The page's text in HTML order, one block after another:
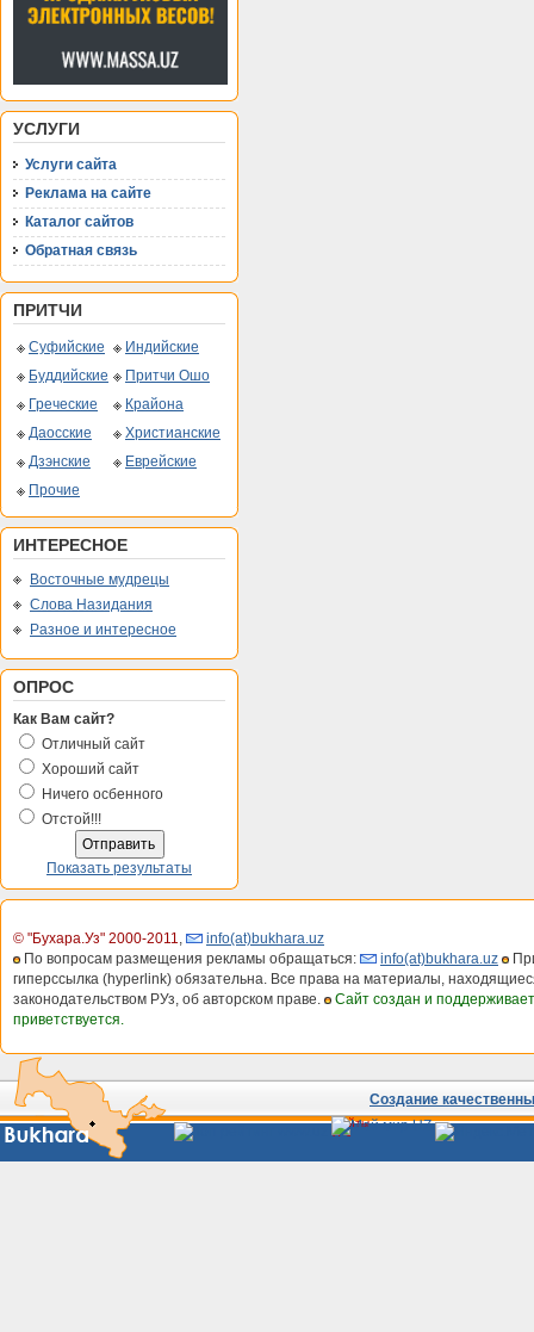
УСЛУГИ
Услуги сайта
Реклама на сайте
Каталог сайтов
Обратная связь
ПРИТЧИ
Суфийские
Индийские
Буддийские
Притчи Ошо
Греческие
Крайона
Даосские
Христианские
Дзэнские
Еврейские
Прочие
ИНТЕРЕСНОЕ
Восточные мудрецы
Слова Назидания
Разное и интересное
ОПРОС
Как Вам сайт?
Отличный сайт
Хороший сайт
Ничего осбенного
Отстой!!!
Показать результаты
© "Бухара.Уз" 2000-2011,
info(at)bukhara.uz
По вопросам размещения рекламы обращаться:
info(at)bukhara.uz
гиперссылка (hyperlink) обязательна. Все права на материалы,
законодательством РУз, об авторском праве.
Сайт создан и
приветствуется.
Создание
Сайты
Узбекистана